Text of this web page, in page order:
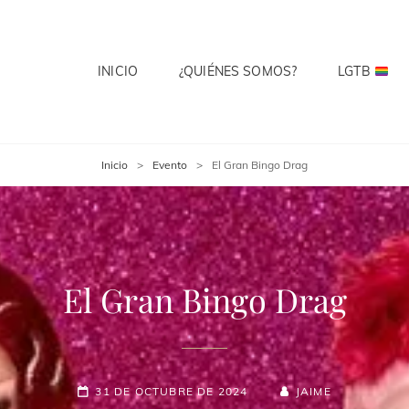
INICIO ¿QUIÉNES SOMOS? LGTB
Inicio > Evento > El Gran Bingo Drag
El Gran Bingo Drag
31 DE OCTUBRE DE 2024 JAIME